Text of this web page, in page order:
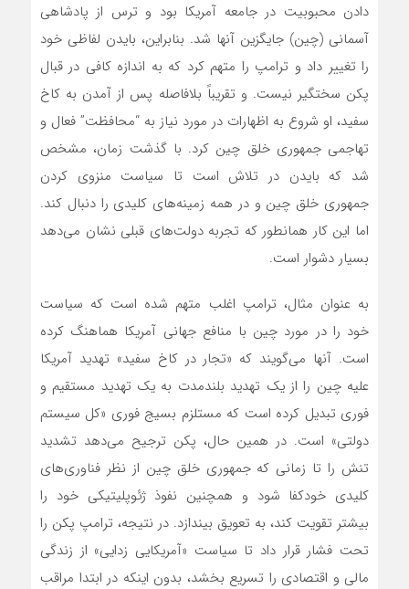
دادن محبوبیت در جامعه آمریکا بود و ترس از پادشاهی
آسمانی (چین) جایگزین آنها شد. بنابراین، بایدن لفاظی خود
را تغییر داد و ترامپ را متهم کرد که به اندازه کافی در قبال
پکن سختگیر نیست. و تقریباً بلافاصله پس از آمدن به کاخ
سفید، او شروع به اظهارات در مورد نیاز به “محافظت” فعال و
تهاجمی جمهوری خلق چین کرد. با گذشت زمان، مشخص
شد که بایدن در تلاش است تا سیاست منزوی کردن
جمهوری خلق چین و در همه زمینه‌های کلیدی را دنبال کند.
اما این کار همانطور که تجربه دولت‌های قبلی نشان‌ می‌دهد
بسیار دشوار است.
به عنوان مثال، ترامپ اغلب متهم شده است که سیاست
خود را در مورد چین با منافع جهانی آمریکا هماهنگ کرده
است. آنها‌ می‌گویند که «تجار در کاخ سفید» تهدید آمریکا
علیه چین را از یک تهدید بلندمدت به یک تهدید مستقیم و
فوری تبدیل کرده است که مستلزم بسیج فوری «کل سیستم
دولتی» است. در همین حال، پکن ترجیح می‌دهد تشدید
تنش را تا زمانی که جمهوری خلق چین از نظر فناوری‌های
کلیدی خودکفا شود و همچنین نفوذ ژئوپلیتیکی خود را
بیشتر تقویت کند، به تعویق بیندازد. در نتیجه، ترامپ پکن را
تحت فشار قرار داد تا سیاست «آمریکایی زدایی» از زندگی
مالی و اقتصادی را تسریع بخشد، بدون اینکه در ابتدا مراقب